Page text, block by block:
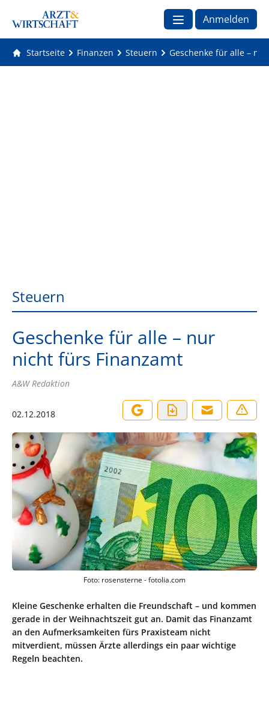
Anmelden
Startseite Finanzen Steuern Geschenke für alle –
Steuern
Geschenke für alle – nur
nicht fürs Finanzamt
A&W Redaktion
02.12.2018
Foto: rosensterne - fotolia.com
Kleine Geschenke erhalten die Freundschaft – und kommen
gerade in der Weihnachtszeit gut an. Damit das Finanzamt
an den Aufmerksamkeiten fürs Praxisteam nicht
mitverdient, müssen Ärzte allerdings ein paar wichtige
Regeln beachten.